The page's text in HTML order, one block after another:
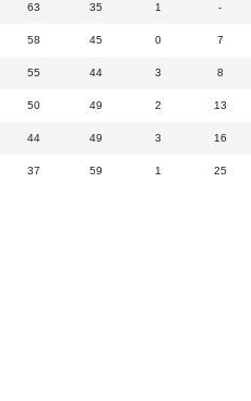
63 35 1 -
58 45 0 7
55 44 3 8
50 49 2 13
44 49 3 16
37 59 1 25